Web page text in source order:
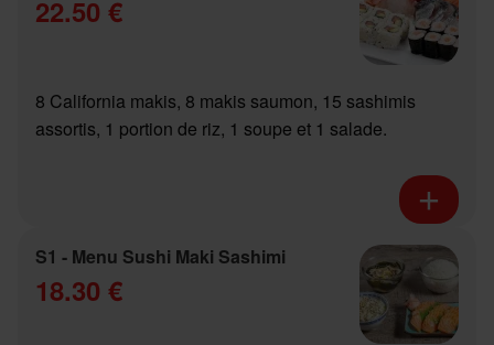
22.50 €
8 California makis, 8 makis saumon, 15 sashimis
assortis, 1 portion de riz, 1 soupe et 1 salade.
S1 - Menu Sushi Maki Sashimi
18.30 €